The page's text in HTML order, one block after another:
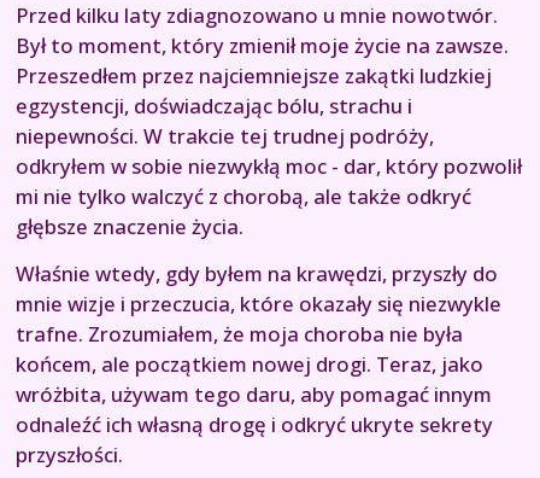
Przed kilku laty zdiagnozowano u mnie nowotwór.
Był to moment, który zmienił moje życie na zawsze.
Przeszedłem przez najciemniejsze zakątki ludzkiej
egzystencji, doświadczając bólu, strachu i
niepewności. W trakcie tej trudnej podróży,
odkryłem w sobie niezwykłą moc - dar, który pozwolił
mi nie tylko walczyć z chorobą, ale także odkryć
głębsze znaczenie życia.
Właśnie wtedy, gdy byłem na krawędzi, przyszły do
mnie wizje i przeczucia, które okazały się niezwykle
trafne. Zrozumiałem, że moja choroba nie była
końcem, ale początkiem nowej drogi. Teraz, jako
wróżbita, używam tego daru, aby pomagać innym
odnaleźć ich własną drogę i odkryć ukryte sekrety
przyszłości.